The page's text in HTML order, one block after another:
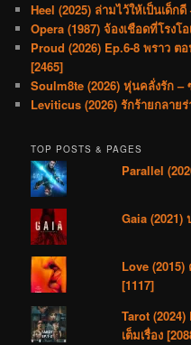
Heel (2025) ล่ามไว้ให้เป็นเด็ก
Opera (1987) จ้องเชือดที่โรงโ
Proud (2026) Ep.6-8 พราว ต
[2465]
Soulm8te (2026) หุ่นคลั่งรัก –
Leviticus (2026) รักร้ายกลาย
TOP POSTS & PAGES
Parallel
Gaia (2021)
Love
[1117]
Tarot
เต็มเรื่อง